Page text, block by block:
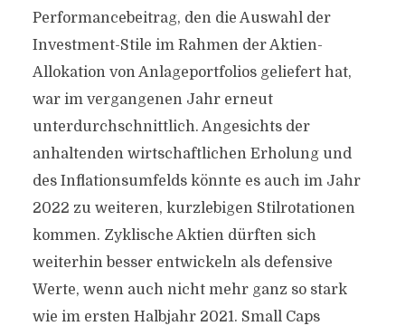
Performancebeitrag, den die Auswahl der
Investment-Stile im Rahmen der Aktien-
Allokation von Anlageportfolios geliefert hat,
war im vergangenen Jahr erneut
unterdurchschnittlich. Angesichts der
anhaltenden wirtschaftlichen Erholung und
des Inflationsumfelds könnte es auch im Jahr
2022 zu weiteren, kurzlebigen Stilrotationen
kommen. Zyklische Aktien dürften sich
weiterhin besser entwickeln als defensive
Werte, wenn auch nicht mehr ganz so stark
wie im ersten Halbjahr 2021. Small Caps